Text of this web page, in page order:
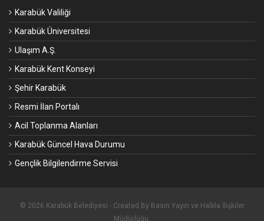
Karabük Valiliği
Karabük Üniversitesi
Ulaşım A.Ş.
Karabük Kent Konseyi
Şehir Karabük
Resmi İlan Portalı
Acil Toplanma Alanları
Karabük Güncel Hava Durumu
Gençlik Bilgilendirme Servisi
© 2026 Karabük Belediyesi - Created By Basın Yayın ve Halkla İlişkiler
Müdürlüğü.